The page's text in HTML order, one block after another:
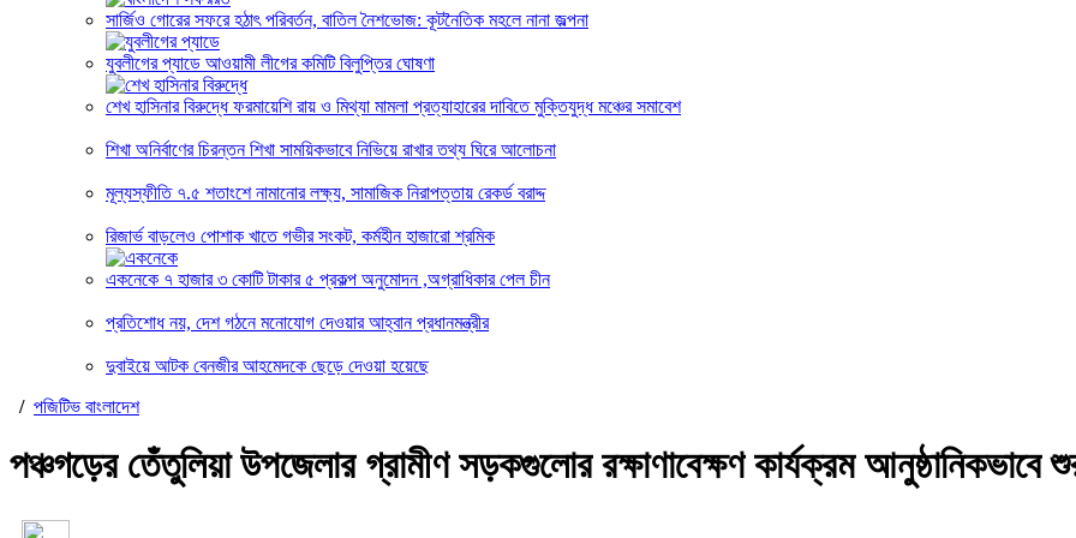
সার্জিও গোরের সফরে হঠাৎ পরিবর্তন, বাতিল নৈশভোজ: কূটনৈতিক মহলে নানা জল্পনা
যুবলীগের প্যাডে আওয়ামী লীগের কমিটি বিলুপ্তির ঘোষণা
শেখ হাসিনার বিরুদ্ধে ফরমায়েশি রায় ও মিথ্যা মামলা প্রত্যাহারের দাবিতে মুক্তিযুদ্ধ মঞ্চের সমাবেশ
শিখা অনির্বাণের চিরন্তন শিখা সাময়িকভাবে নিভিয়ে রাখার তথ্য ঘিরে আলোচনা
মূল্যস্ফীতি ৭.৫ শতাংশে নামানোর লক্ষ্য, সামাজিক নিরাপত্তায় রেকর্ড বরাদ্দ
রিজার্ভ বাড়লেও পোশাক খাতে গভীর সংকট, কর্মহীন হাজারো শ্রমিক
একনেকে ৭ হাজার ৩ কোটি টাকার ৫ প্রকল্প অনুমোদন ,অগ্রাধিকার পেল চীন
প্রতিশোধ নয়, দেশ গঠনে মনোযোগ দেওয়ার আহ্বান প্রধানমন্ত্রীর
দুবাইয়ে আটক বেনজীর আহমেদকে ছেড়ে দেওয়া হয়েছে
/ পজিটিভ বাংলাদেশ
পঞ্চগড়ের তেঁতুলিয়া উপজেলার গ্রামীণ সড়কগুলোর রক্ষাণাবেক্ষণ কার্যক্রম আনুষ্ঠানিকভাবে